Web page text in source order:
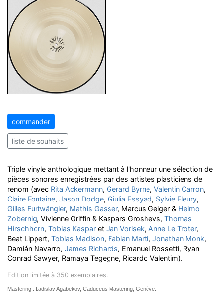
commander
liste de souhaits
Triple vinyle anthologique mettant à l'honneur une sélection de
pièces sonores enregistrées par des artistes plasticiens de
renom (avec Rita Ackermann, Gerard Byrne, Valentin Carron,
Claire Fontaine, Jason Dodge, Giulia Essyad, Sylvie Fleury,
Gilles Furtwängler, Mathis Gasser, Marcus Geiger & Heimo
Zobernig, Vivienne Griffin & Kaspars Groshevs, Thomas
Hirschhorn, Tobias Kaspar et Jan Vorisek, Anne Le Troter,
Beat Lippert, Tobias Madison, Fabian Marti, Jonathan Monk,
Damián Navarro, James Richards, Emanuel Rossetti, Ryan
Conrad Sawyer, Ramaya Tegegne, Ricardo Valentim).
Edition limitée à 350 exemplaires.
Mastering : Ladislav Agabekov, Caduceus Mastering, Genève.